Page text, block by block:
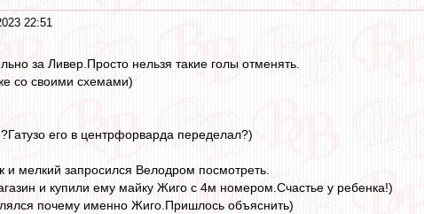
22:51
за Ливер.Просто нельзя такие голы отменять.
со своими схемами)
его в центрфорварда переделал?)
и мелкий запросился Велодром посмотреть.
и купили ему майку Жиго с 4м номером.Счастье у ребенка!)
почему именно Жиго.Пришлось объяснить)